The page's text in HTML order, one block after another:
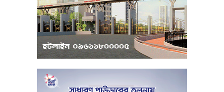
পরিবেশবান্ধব উদ্যোক্তারা ইউসিবি থেকে
পাবেন ২৫ লাখ টাকা ঋণ
পুঁজিবাজারে অনিয়মের তথ্য প্রদানকারীর
সুরক্ষায় বিধিমালা প্রণয়ন